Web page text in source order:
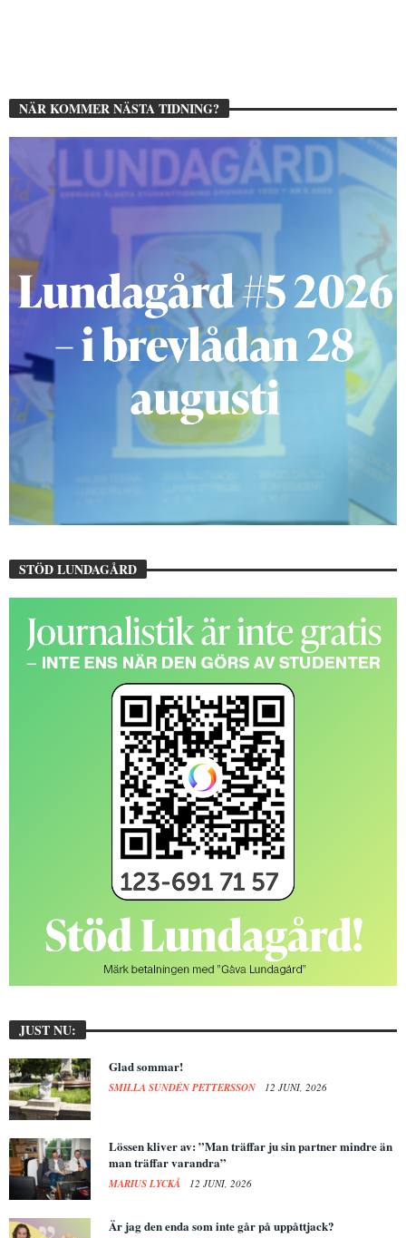
NÄR KOMMER NÄSTA TIDNING?
STÖD LUNDAGÅRD
JUST NU:
Glad sommar!
SMILLA SUNDÉN PETTERSSON 12 JUNI, 2026
Lössen kliver av: ”Man träffar ju sin partner mindre än
man träffar varandra”
MARIUS LYCKÅ 12 JUNI, 2026
Är jag den enda som inte går på uppåttjack?